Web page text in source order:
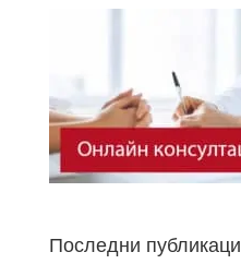
Последни